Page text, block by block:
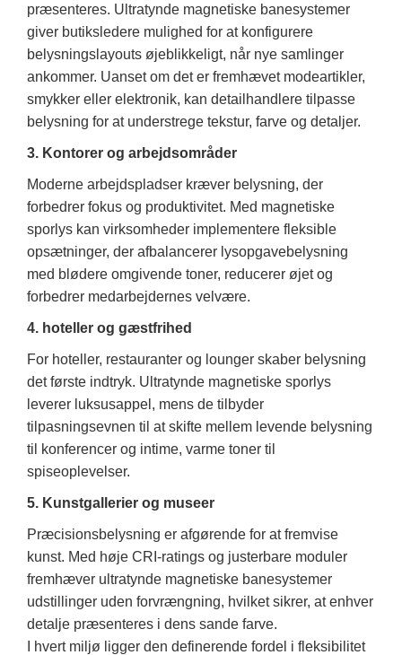
præsenteres. Ultratynde magnetiske banesystemer
giver butiksledere mulighed for at konfigurere
belysningslayouts øjeblikkeligt, når nye samlinger
ankommer. Uanset om det er fremhævet modeartikler,
smykker eller elektronik, kan detailhandlere tilpasse
belysning for at understrege tekstur, farve og detaljer.
3. Kontorer og arbejdsområder
Moderne arbejdspladser kræver belysning, der
forbedrer fokus og produktivitet. Med magnetiske
sporlys kan virksomheder implementere fleksible
opsætninger, der afbalancerer lysopgavebelysning
med blødere omgivende toner, reducerer øjet og
forbedrer medarbejdernes velvære.
4. hoteller og gæstfrihed
For hoteller, restauranter og lounger skaber belysning
det første indtryk. Ultratynde magnetiske sporlys
leverer luksusappel, mens de tilbyder
tilpasningsevnen til at skifte mellem levende belysning
til konferencer og intime, varme toner til
spiseoplevelser.
5. Kunstgallerier og museer
Præcisionsbelysning er afgørende for at fremvise
kunst. Med høje CRI-ratings og justerbare moduler
fremhæver ultratynde magnetiske banesystemer
udstillinger uden forvrængning, hvilket sikrer, at enhver
detalje præsenteres i dens sande farve.
I hvert miljø ligger den definerende fordel i fleksibilitet